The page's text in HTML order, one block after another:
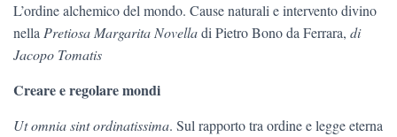
L’ordine alchemico del mondo. Cause naturali e intervento divino
nella Pretiosa Margarita Novelladi Pietro Bono da Ferrara, di
Jacopo Tomatis
Creare e regolare mondi
Ut omnia sint ordinatissima. Sul rapporto tra ordine e legge eterna